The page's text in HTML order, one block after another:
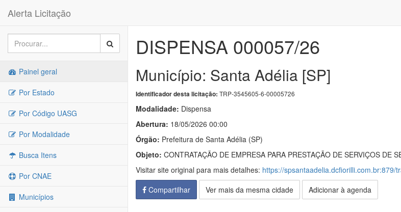
Alerta Licitação
Painel geral
Por Estado
Por Código UASG
Por Modalidade
Busca Itens
Por CNAE
Municípios
DISPENSA 000057/26
Município: Santa Adélia [SP]
Identificador desta licitação: TRP-3545605-6-00005726
Modalidade: Dispensa
Abertura: 18/05/2026 00:00
Órgão: Prefeitura de Santa Adélia (SP)
Objeto: CONTRATAÇÃO DE EMPRESA PARA PRESTAÇÃO DE SERVIÇOS DE
Visitar site original para mais detalhes: https://spsantaadelia.dcfiorilli.com.br:879/
Compartilhar
Ver mais da mesma cidade Adicionar à agenda